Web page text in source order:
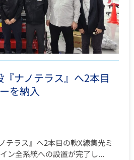
ナノテラス』へ2本目
を納入
テラス』へ2本目の軟X線集光ミ
ン全系統への設置が完了し...